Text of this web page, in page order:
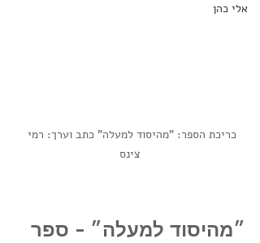
אלי כהן
כריכת הספר: "מהיסוד למעלה" כתב וערך: רמי
צינס
״מהיסוד למעלה״ - ספר